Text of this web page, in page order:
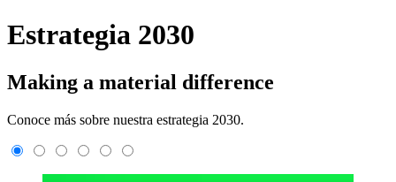
Estrategia 2030
Making a material difference
Conoce más sobre nuestra estrategia 2030.